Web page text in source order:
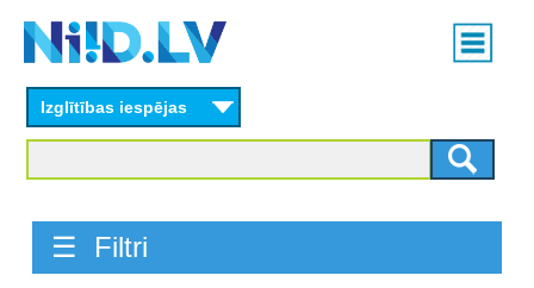
content
Main
menu
Izglītības iespējas
☰ Filtri